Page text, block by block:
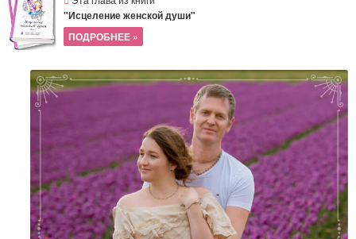
"Исцеление женской души"
ПОДРОБНЕЕ »